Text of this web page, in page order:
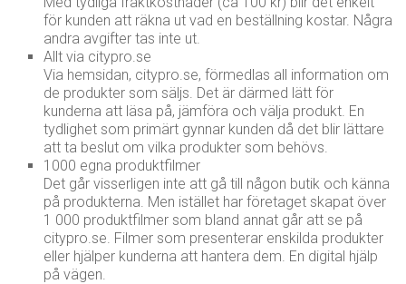
för kunden att räkna ut vad en beställning kostar. Några
andra avgifter tas inte ut.
Allt via citypro.se
Via hemsidan, citypro.se, förmedlas all information om
de produkter som säljs. Det är därmed lätt för
kunderna att läsa på, jämföra och välja produkt. En
tydlighet som primärt gynnar kunden då det blir lättare
att ta beslut om vilka produkter som behövs.
1000 egna produktfilmer
Det går visserligen inte att gå till någon butik och känna
på produkterna. Men istället har företaget skapat över
1 000 produktfilmer som bland annat går att se på
citypro.se. Filmer som presenterar enskilda produkter
eller hjälper kunderna att hantera dem. En digital hjälp
på vägen.